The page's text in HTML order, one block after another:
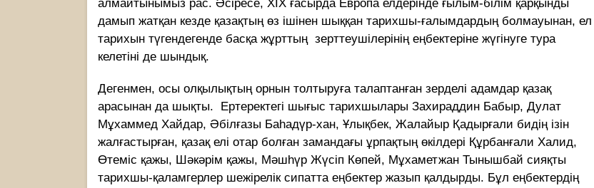
алмайтынымыз рас. Әсіресе, ХІХ ғасырда Европа елдерінде ғылым-білім қарқынды
дамып жатқан кезде қазақтың өз ішінен шыққан тарихшы-ғалымдардың болмауынан, ел
тарихын түгендегенде басқа жұрттың зерттеушілерінің еңбектеріне жүгінуге тура
келетіні де шындық.
Дегенмен, осы олқылықтың орнын толтыруға талаптанған зерделі адамдар қазақ
арасынан да шықты. Ертеректегі шығыс тарихшылары Захираддин Бабыр, Дулат
Мұхаммед Хайдар, Әбілғазы Баһадүр-хан, Ұлықбек, Жалайыр Қадырғали бидің ізін
жалғастырған, қазақ елі отар болған замандағы ұрпақтың өкілдері Құрбанғали Халид,
Өтеміс қажы, Шәкәрім қажы, Мәшһүр Жүсіп Көпей, Мұхаметжан Тынышбай сияқты
тарихшы-қаламгерлер шежірелік сипатта еңбектер жазып қалдырды. Бұл еңбектердің